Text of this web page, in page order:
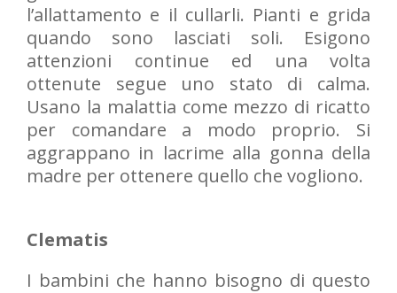
l’allattamento e il cullarli. Pianti e grida
quando sono lasciati soli. Esigono
attenzioni continue ed una volta
ottenute segue uno stato di calma.
Usano la malattia come mezzo di ricatto
per comandare a modo proprio. Si
aggrappano in lacrime alla gonna della
madre per ottenere quello che vogliono.
Clematis
I bambini che hanno bisogno di questo